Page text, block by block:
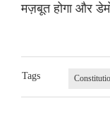
मज़बूत होगा और
Tags